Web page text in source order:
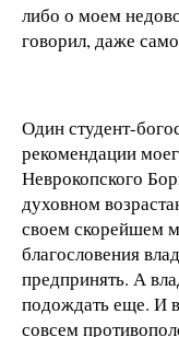
либо о моем
говорил, даже
Один студент-
рекомендации
Неврокопского
духовном
своем скорейшем
благословения
предпринять. А
подождать еще. И
совсем